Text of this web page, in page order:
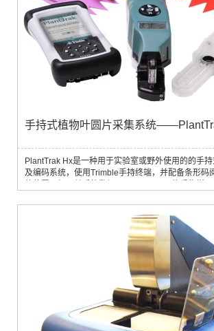
手持式植物叶圆片采集系统
PlantTrak Hx是一种用于实验室或野外使用的的手
及编码系统，使用Trimble手持终端，并配备条形码
够自动将样品与植株定位信息（条形码 & GPS定位